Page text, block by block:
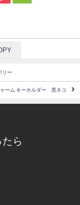
リー
ーム キーホルダー 黒ネコ
ら